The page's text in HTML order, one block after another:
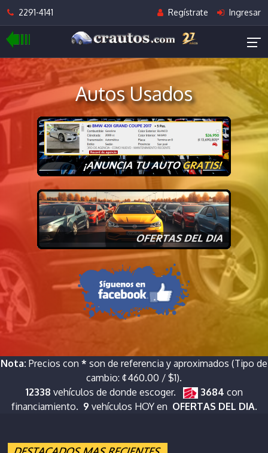
2291-4141 Regístrate Ingresar
Autos Usados
Nota: Precios con * son de referencia y aproximados (Tipo de
cambio: ¢460.00 / $1).
12338 vehículos de donde escoger. 3684 con
financiamiento. 9 vehículos HOY en OFERTAS DEL DIA.